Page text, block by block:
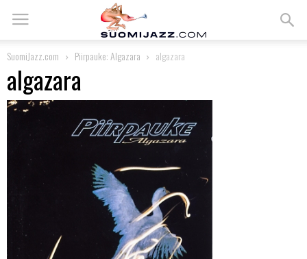
SuomiJazz.com Piirpauke: Algazara algazara
algazara